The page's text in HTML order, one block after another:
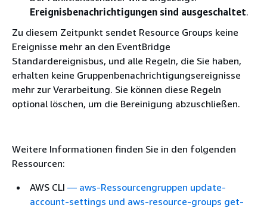
Ereignisbenachrichtigungen sind ausgeschaltet.
Zu diesem Zeitpunkt sendet Resource Groups keine
Ereignisse mehr an den EventBridge
Standardereignisbus, und alle Regeln, die Sie haben,
erhalten keine Gruppenbenachrichtigungsereignisse
mehr zur Verarbeitung. Sie können diese Regeln
optional löschen, um die Bereinigung abzuschließen.
Weitere Informationen finden Sie in den folgenden
Ressourcen:
AWS CLI — aws-Ressourcengruppen update-
account-settings und aws-resource-groups get-